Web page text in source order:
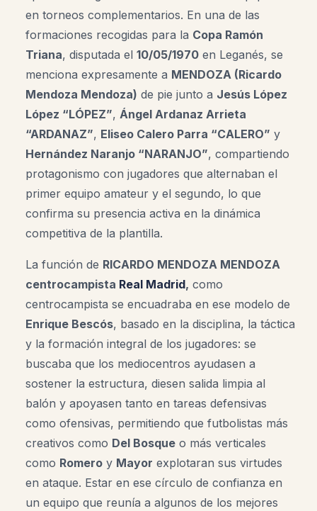
en torneos complementarios. En una de las
formaciones recogidas para la Copa Ramón
Triana, disputada el 10/05/1970 en Leganés, se
menciona expresamente a MENDOZA (Ricardo
Mendoza Mendoza) de pie junto a Jesús López
López “LÓPEZ”, Ángel Ardanaz Arrieta
“ARDANAZ”, Eliseo Calero Parra “CALERO” y
Hernández Naranjo “NARANJO”, compartiendo
protagonismo con jugadores que alternaban el
primer equipo amateur y el segundo, lo que
confirma su presencia activa en la dinámica
competitiva de la plantilla.
La función de RICARDO MENDOZA MENDOZA
centrocampista Real Madrid, como
centrocampista se encuadraba en ese modelo de
Enrique Bescós, basado en la disciplina, la táctica
y la formación integral de los jugadores: se
buscaba que los mediocentros ayudasen a
sostener la estructura, diesen salida limpia al
balón y apoyasen tanto en tareas defensivas
como ofensivas, permitiendo que futbolistas más
creativos como Del Bosque o más verticales
como Romero y Mayor explotaran sus virtudes
en ataque. Estar en ese círculo de confianza en
un equipo que reunía a algunos de los mejores